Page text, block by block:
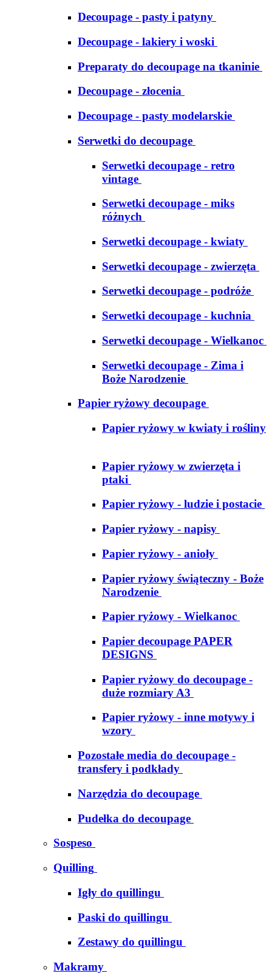
Decoupage - pasty i patyny
Decoupage - lakiery i woski
Preparaty do decoupage na tkaninie
Decoupage - złocenia
Decoupage - pasty modelarskie
Serwetki do decoupage
Serwetki decoupage - retro
vintage
Serwetki decoupage - miks
różnych
Serwetki decoupage - kwiaty
Serwetki decoupage - zwierzęta
Serwetki decoupage - podróże
Serwetki decoupage - kuchnia
Serwetki decoupage - Wielkanoc
Serwetki decoupage - Zima i
Boże Narodzenie
Papier ryżowy decoupage
Papier ryżowy w kwiaty i rośliny
Papier ryżowy w zwierzęta i
ptaki
Papier ryżowy - ludzie i postacie
Papier ryżowy - napisy
Papier ryżowy - anioły
Papier ryżowy świąteczny - Boże
Narodzenie
Papier ryżowy - Wielkanoc
Papier decoupage PAPER
DESIGNS
Papier ryżowy do decoupage -
duże rozmiary A3
Papier ryżowy - inne motywy i
wzory
Pozostałe media do decoupage -
transfery i podkłady
Narzędzia do decoupage
Pudełka do decoupage
Sospeso
Quilling
Igły do quillingu
Paski do quillingu
Zestawy do quillingu
Makramy